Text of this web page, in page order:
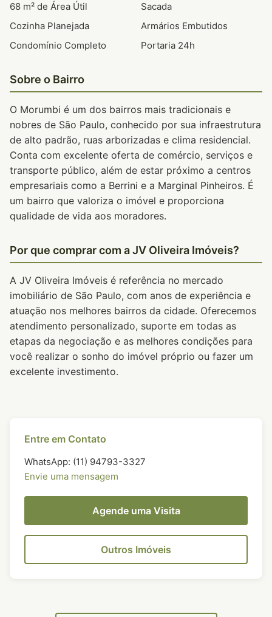
68 m² de Área Útil
Sacada
Cozinha Planejada
Armários Embutidos
Condomínio Completo
Portaria 24h
Sobre o Bairro
O Morumbi é um dos bairros mais tradicionais e
nobres de São Paulo, conhecido por sua infraestrutura
de alto padrão, ruas arborizadas e clima residencial.
Conta com excelente oferta de comércio, serviços e
transporte público, além de estar próximo a centros
empresariais como a Berrini e a Marginal Pinheiros. É
um bairro que valoriza o imóvel e proporciona
qualidade de vida aos moradores.
Por que comprar com a JV Oliveira Imóveis?
A JV Oliveira Imóveis é referência no mercado
imobiliário de São Paulo, com anos de experiência e
atuação nos melhores bairros da cidade. Oferecemos
atendimento personalizado, suporte em todas as
etapas da negociação e as melhores condições para
você realizar o sonho do imóvel próprio ou fazer um
excelente investimento.
Entre em Contato
WhatsApp: (11) 94793-3327
Envie uma mensagem
Agende uma Visita
Outros Imóveis